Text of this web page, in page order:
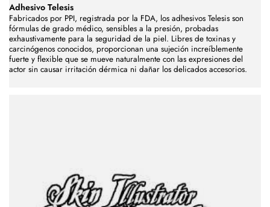
Adhesivo Telesis
Fabricados por PPI, registrada por la FDA, los adhesivos Telesis son
fórmulas de grado médico, sensibles a la presión, probadas
exhaustivamente para la seguridad de la piel. Libres de toxinas y
carcinógenos conocidos, proporcionan una sujeción increíblemente
fuerte y flexible que se mueve naturalmente con las expresiones del
actor sin causar irritación dérmica ni dañar los delicados accesorios.